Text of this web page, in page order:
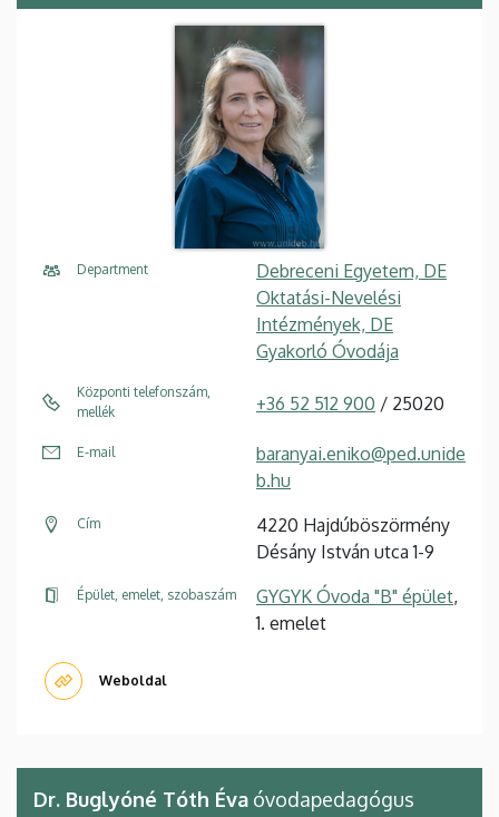
Department
Debreceni Egyetem, DE
Oktatási-Nevelési
Intézmények, DE
Gyakorló Óvodája
Központi telefonszám,
mellék
+36 52 512 900 / 25020
E-mail
baranyai.eniko@ped.unide
b.hu
Cím
4220 Hajdúböszörmény
Désány István utca 1-9
Épület, emelet, szobaszám GYGYK Óvoda "B" épület,
1. emelet
Weboldal
Dr. Buglyóné Tóth Éva óvodapedagógus